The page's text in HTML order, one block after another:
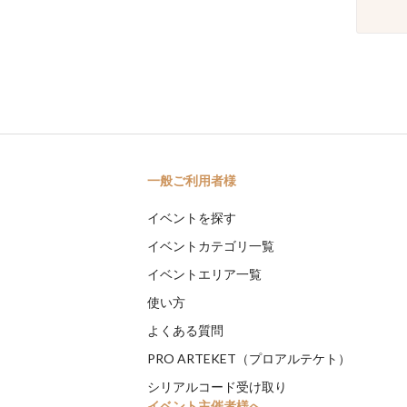
一般ご利用者様
イベントを探す
イベントカテゴリ一覧
イベントエリア一覧
使い方
よくある質問
PRO ARTEKET（プロアルテケト）
シリアルコード受け取り